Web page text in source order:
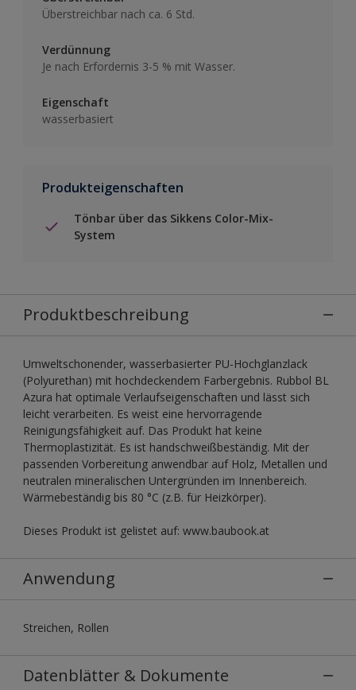
Überstreichbar nach ca. 6 Std.
Verdünnung
Je nach Erfordernis 3-5 % mit Wasser.
Eigenschaft
wasserbasiert
Produkteigenschaften
Tönbar über das Sikkens Color-Mix-
System
Produktbeschreibung
Umweltschonender, wasserbasierter PU-Hochglanzlack
(Polyurethan) mit hochdeckendem Farbergebnis. Rubbol BL
Azura hat optimale Verlaufseigenschaften und lässt sich
leicht verarbeiten. Es weist eine hervorragende
Reinigungsfähigkeit auf. Das Produkt hat keine
Thermoplastizität. Es ist handschweißbeständig. Mit der
passenden Vorbereitung anwendbar auf Holz, Metallen und
neutralen mineralischen Untergründen im Innenbereich.
Wärmebeständig bis 80 °C (z.B. für Heizkörper).
Dieses Produkt ist gelistet auf: www.baubook.at
Anwendung
Streichen, Rollen
Datenblätter & Dokumente